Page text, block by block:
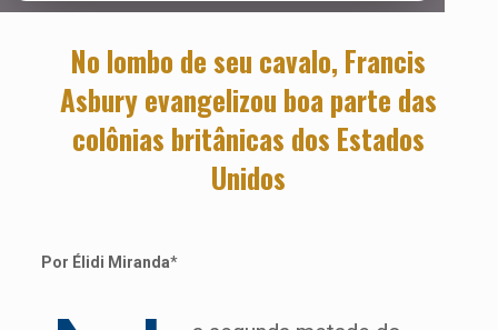
No lombo de seu cavalo, Francis
Asbury evangelizou boa parte das
colônias britânicas dos Estados
Unidos
Por Élidi Miranda*